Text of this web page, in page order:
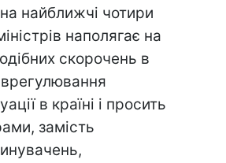
найближчі чотири
наполягає на
скорочень в
врегулювання
в країні і просить
замість